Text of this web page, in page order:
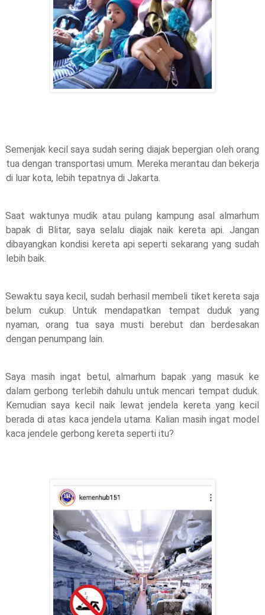
Semenjak kecil saya sudah sering diajak bepergian oleh orang
tua dengan transportasi umum. Mereka merantau dan bekerja
di luar kota, lebih tepatnya di Jakarta.
Saat waktunya mudik atau pulang kampung asal almarhum
bapak di Blitar, saya selalu diajak naik kereta api. Jangan
dibayangkan kondisi kereta api seperti sekarang yang sudah
lebih baik.
Sewaktu saya kecil, sudah berhasil membeli tiket kereta saja
belum cukup. Untuk mendapatkan tempat duduk yang
nyaman, orang tua saya musti berebut dan berdesakan
dengan penumpang lain.
Saya masih ingat betul, almarhum bapak yang masuk ke
dalam gerbong terlebih dahulu untuk mencari tempat duduk.
Kemudian saya kecil naik lewat jendela kereta yang kecil
berada di atas kaca jendela utama. Kalian masih ingat model
kaca jendele gerbong kereta seperti itu?